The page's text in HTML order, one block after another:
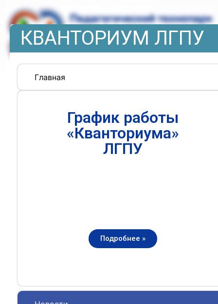
КВАНТОРИУМ ЛГПУ
Главная
График работы
«Кванториума»
ЛГПУ
Подробнее »